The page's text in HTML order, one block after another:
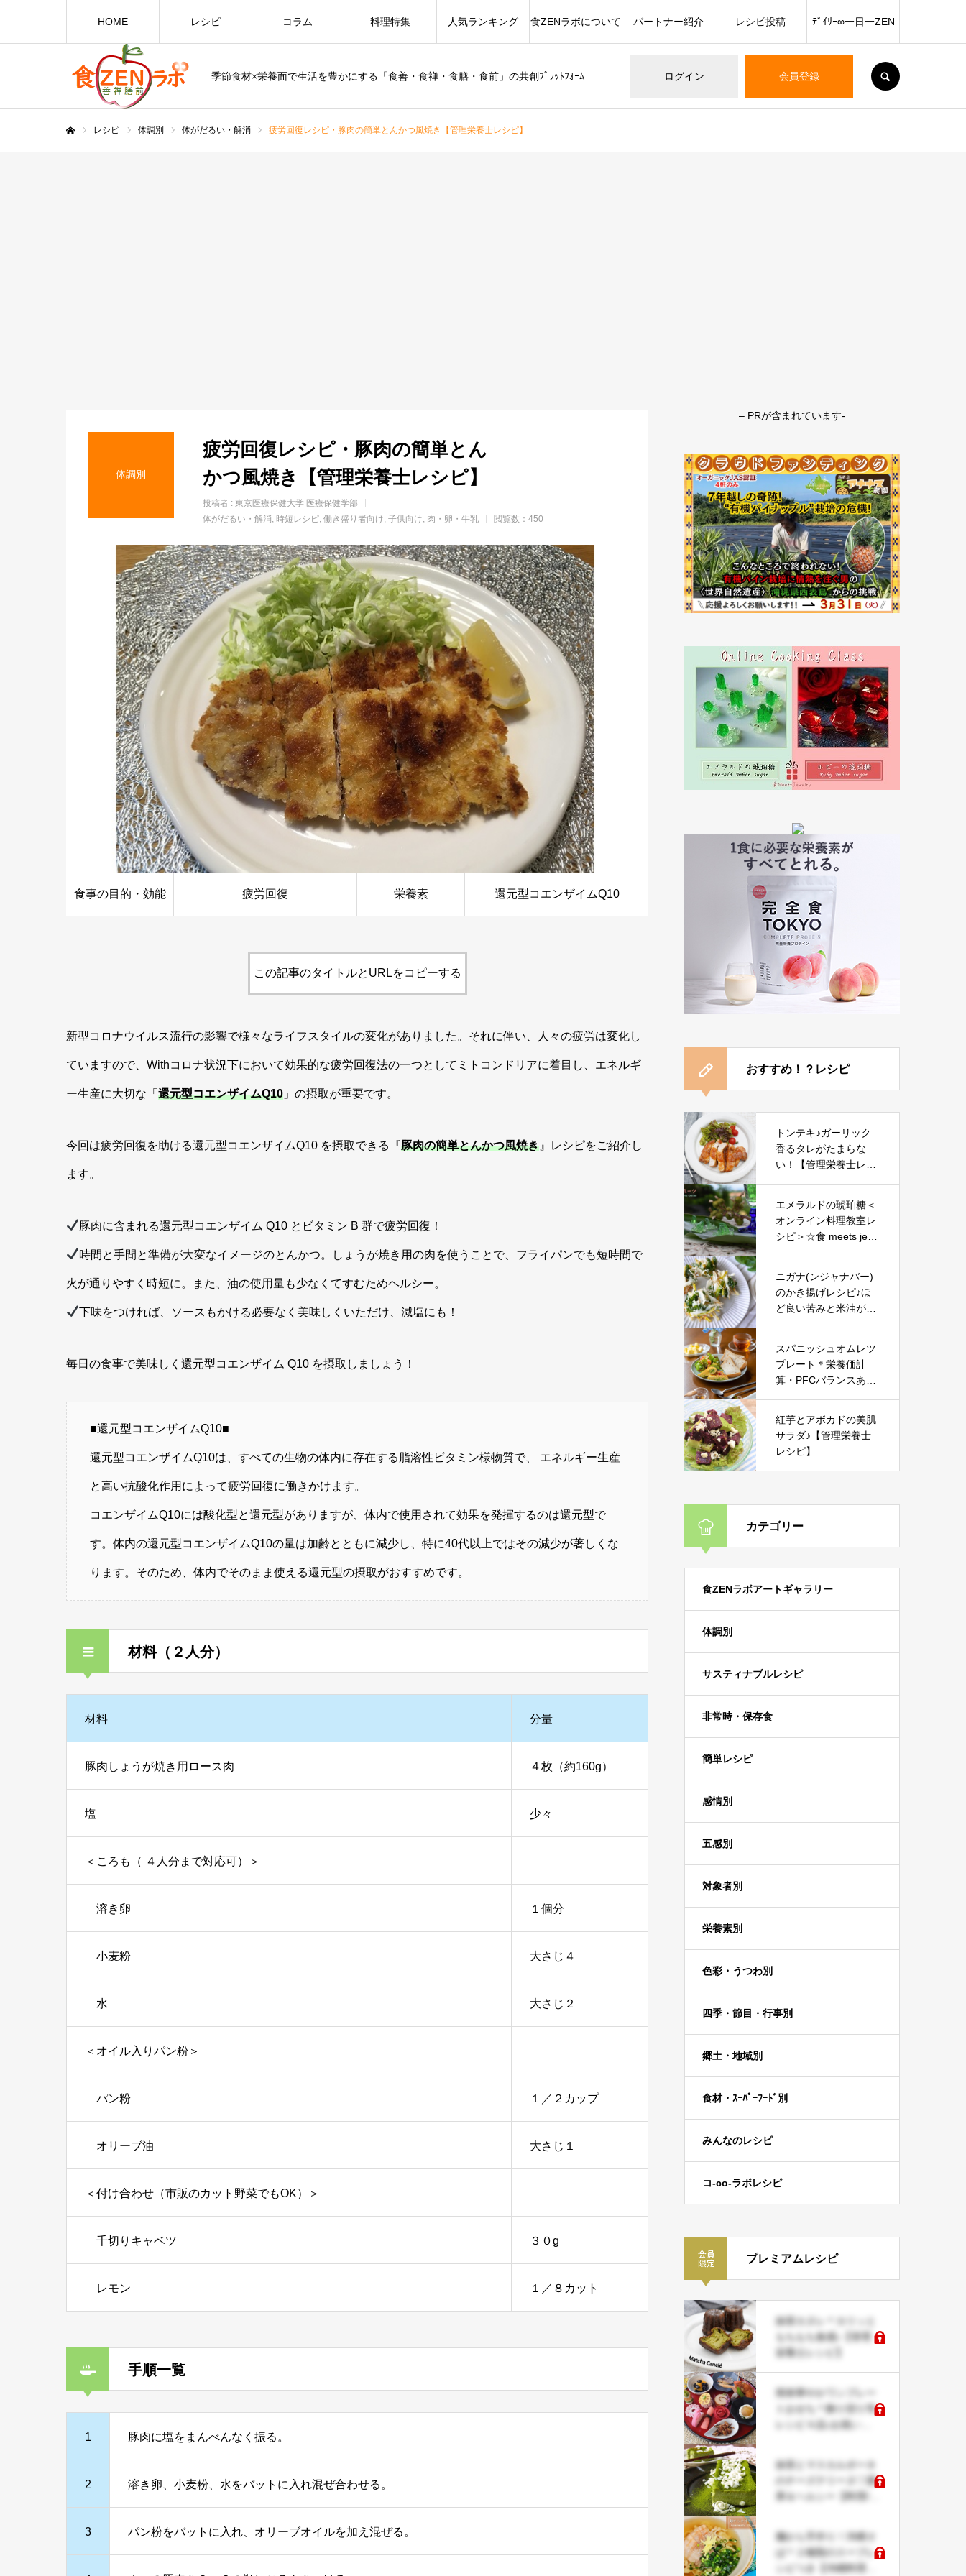
季節食材×栄養面で生活を豊かにする「食善・食禅・食膳・食前」の共創ﾌﾟﾗｯﾄﾌｫｰﾑ ログイン 会員登録
HOME レシピ コラム 料理特集 人気ランキング 食ZENラボについて パートナー紹介 レシピ投稿 ﾃﾞｲﾘｰ∞一日一ZEN
レシピ 体調別 体がだるい・解消 疲労回復レシピ・豚肉の簡単とんかつ風焼き【管理栄養士レシピ】
体調別
疲労回復レシピ・豚肉の簡単とん
かつ風焼き【管理栄養士レシピ】
投稿者 : 東京医療保健大学 医療保健学部
体がだるい・解消 時短レシピ 働き盛り者向け 子供向け 肉・卵・牛乳 閲覧数：450
食事の目的・効能 疲労回復 栄養素 還元型コエンザイムQ10
この記事のタイトルとURLをコピーする
新型コロナウイルス流行の影響で様々なライフスタイルの変化がありました。それに伴い、人々の疲労は変化し
ていますので、Withコロナ状況下において効果的な疲労回復法の一つとしてミトコンドリアに着目し、エネルギ
ー生産に大切な「 還元型コエンザイムQ10 」の摂取が重要です。
今回は疲労回復を助ける還元型コエンザイムQ10 を摂取できる『豚肉の簡単とんかつ風焼き 』レシピをご紹介し
ます。
豚肉に含まれる還元型コエンザイム Q10 とビタミン B 群で疲労回復！
時間と手間と準備が大変なイメージのとんかつ。しょうが焼き用の肉を使うことで、フライパンでも短時間で
火が通りやすく時短に。また、油の使用量も少なくてすむためヘルシー。
下味をつければ、ソースもかける必要なく美味しくいただけ、減塩にも！
毎日の食事で美味しく還元型コエンザイム Q10 を摂取しましょう！
■還元型コエンザイムQ10■
還元型コエンザイムQ10は、すべての生物の体内に存在する脂溶性ビタミン様物質で、 エネルギー生産
と高い抗酸化作用によって疲労回復に働きかけます。
コエンザイムQ10には酸化型と還元型がありますが、体内で使用されて効果を発揮するのは還元型で
す。体内の還元型コエンザイムQ10の量は加齢とともに減少し、特に40代以上ではその減少が著しくな
ります。そのため、体内でそのまま使える還元型の摂取がおすすめです。
材料（２人分）
材料 分量
豚肉しょうが焼き用ロース肉 ４枚（約160g）
塩 少々
＜ころも（ ４人分まで対応可）＞
溶き卵 １個分
小麦粉 大さじ４
水 大さじ２
＜オイル入りパン粉＞
パン粉 １／２カップ
オリーブ油 大さじ１
＜付け合わせ（市販のカット野菜でもOK）＞
千切りキャベツ ３０g
レモン １／８カット
手順一覧
1 豚肉に塩をまんべんなく振る。
2 溶き卵、小麦粉、水をバットに入れ混ぜ合わせる。
3 パン粉をバットに入れ、オリーブオイルを加え混ぜる。
– PRが含まれています-
おすすめ！？レシピ
トンテキ♪ガーリック
香るタレがたまらな
い！【管理栄養士レシ
エメラルドの琥珀糖＜
オンライン料理教室レ
シピ＞☆食 meets jew
ニガナ(ンジャナバー)
のかき揚げレシピ♪ほ
ど良い苦みと米油が相
スパニッシュオムレツ
プレート＊栄養価計
算・PFCバランスあり
紅芋とアボカドの美肌
サラダ♪【管理栄養士
レシピ】
カテゴリー
食ZENラボアートギャラリー
体調別
サスティナブルレシピ
非常時・保存食
簡単レシピ
感情別
五感別
対象者別
栄養素別
色彩・うつわ別
四季・節目・行事別
郷土・地域別
食材・ｽｰﾊﾟｰﾌｰﾄﾞ別
みんなのレシピ
コ-co-ラボレシピ
プレミアムレシピ
抹茶カヌレ＊カリッと
もちもち食感♪【管理
栄養士レシピ】
簡単華やかワンプレー
トおせち＊飾り切り等
レシピ４品♪お祝い事
抹茶とマスカルポーネ
のチーズテリーヌ♡濃
厚＆ヘルシー【料理/食
麺から手作り！沖縄そ
ば＊２種類のスープレ
シピつき【沖縄料理研